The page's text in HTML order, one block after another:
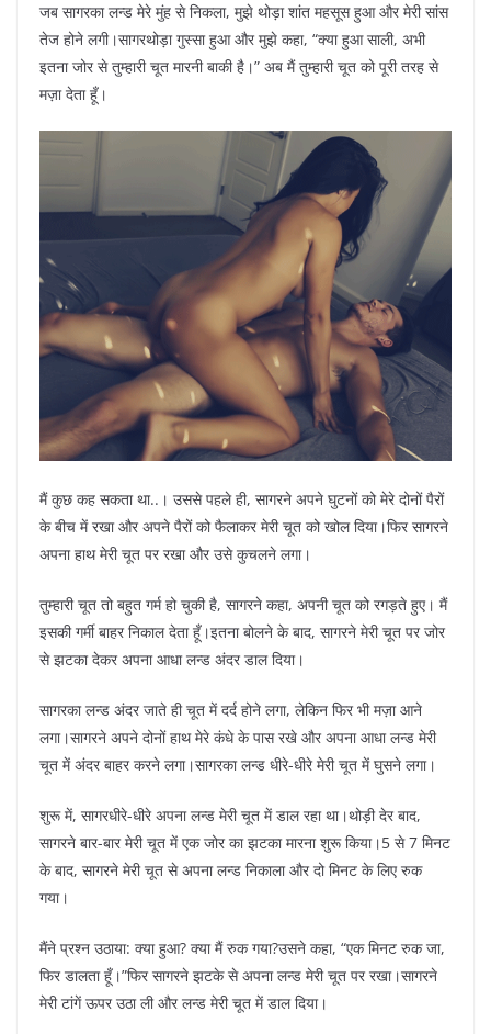
जब सागरका लन्ड मेरे मुंह से निकला, मुझे थोड़ा शांत महसूस हुआ और मेरी सांस
तेज होने लगी।सागरथोड़ा गुस्सा हुआ और मुझे कहा, “क्या हुआ साली, अभी
इतना जोर से तुम्हारी चूत मारनी बाकी है।” अब मैं तुम्हारी चूत को पूरी तरह से
मज़ा देता हूँ।
मैं कुछ कह सकता था..। उससे पहले ही, सागरने अपने घुटनों को मेरे दोनों पैरों
के बीच में रखा और अपने पैरों को फैलाकर मेरी चूत को खोल दिया।फिर सागरने
अपना हाथ मेरी चूत पर रखा और उसे कुचलने लगा।
तुम्हारी चूत तो बहुत गर्म हो चुकी है, सागरने कहा, अपनी चूत को रगड़ते हुए। मैं
इसकी गर्मी बाहर निकाल देता हूँ।इतना बोलने के बाद, सागरने मेरी चूत पर जोर
से झटका देकर अपना आधा लन्ड अंदर डाल दिया।
सागरका लन्ड अंदर जाते ही चूत में दर्द होने लगा, लेकिन फिर भी मज़ा आने
लगा।सागरने अपने दोनों हाथ मेरे कंधे के पास रखे और अपना आधा लन्ड मेरी
चूत में अंदर बाहर करने लगा।सागरका लन्ड धीरे-धीरे मेरी चूत में घुसने लगा।
शुरू में, सागरधीरे-धीरे अपना लन्ड मेरी चूत में डाल रहा था।थोड़ी देर बाद,
सागरने बार-बार मेरी चूत में एक जोर का झटका मारना शुरू किया।5 से 7 मिनट
के बाद, सागरने मेरी चूत से अपना लन्ड निकाला और दो मिनट के लिए रुक
गया।
मैंने प्रश्न उठाया: क्या हुआ? क्या मैं रुक गया?उसने कहा, “एक मिनट रुक जा,
फिर डालता हूँ।”फिर सागरने झटके से अपना लन्ड मेरी चूत पर रखा।सागरने
मेरी टांगें ऊपर उठा ली और लन्ड मेरी चूत में डाल दिया।